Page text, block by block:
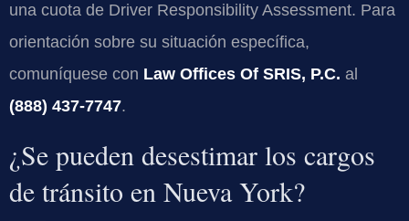
una cuota de Driver Responsibility Assessment. Para
orientación sobre su situación específica,
comuníquese con Law Offices Of SRIS, P.C. al
(888) 437-7747.
¿Se pueden desestimar los cargos
de tránsito en Nueva York?